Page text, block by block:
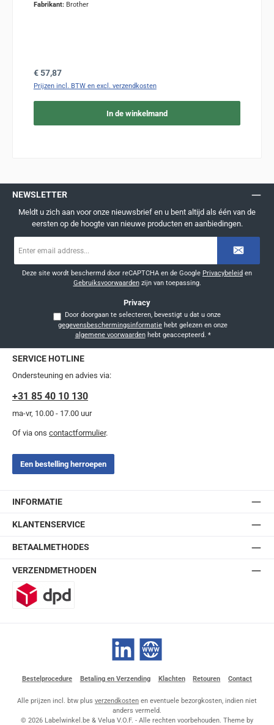
Fabrikant: Brother
Normale prijs:
€ 57,87
Prijzen incl. BTW en excl. verzendkosten
In de winkelmand
NEWSLETTER
Meldt u zich aan voor onze nieuwsbrief en u bent altijd als één van de
eersten op de hoogte van nieuwe producten en aanbiedingen.
mailadres
Deze site wordt beschermd door reCAPTCHA en de Google Privacybeleid en
Gebruiksvoorwaardenzijn van toepassing.
Privacy
Door doorgaan te selecteren, bevestigt u dat u onze
gegevensbeschermingsinformatie
algemene voorwaardenhebt geaccepteerd. *
SERVICE HOTLINE
Ondersteuning en advies via:
+31 85 40 10 130
ma-vr, 10.00 - 17.00 uur
Of via ons contactformulier.
Een bestelling herroepen
INFORMATIE
KLANTENSERVICE
BETAALMETHODES
VERZENDMETHODEN
LinkedIn Website
Bestelprocedure Betaling en Verzending Klachten Retouren Contact
Alle prijzen incl. btw plus verzendkosten en eventuele bezorgkosten, indien niet
anders vermeld.
© 2026 Labelwinkel.be & Velua V.O.F. - Alle rechten voorbehouden. Theme by